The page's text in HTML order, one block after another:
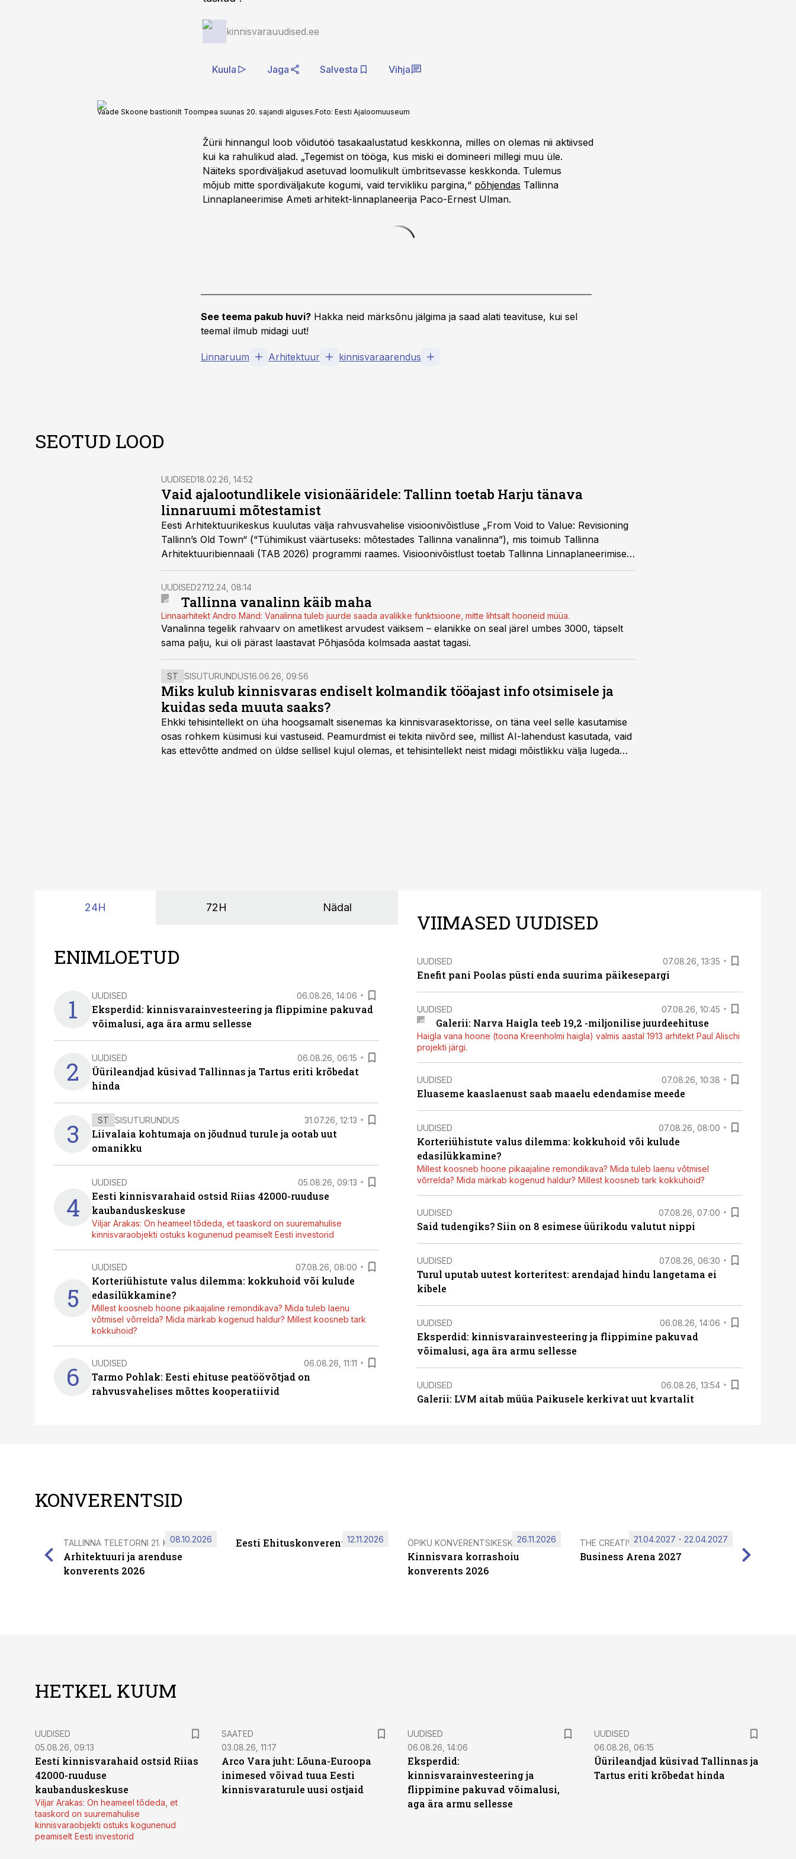
kinnisvarauudised.ee
Kuula Jaga Salvesta Vihja
Vaade Skoone bastionilt Toompea suunas 20. sajandi alguses.Foto: Eesti Ajaloomuuseum
Žürii hinnangul loob võidutöö tasakaalustatud keskkonna, milles on olemas nii aktiivsed
kui ka rahulikud alad. „Tegemist on tööga, kus miski ei domineeri millegi muu üle.
Näiteks spordiväljakud asetuvad loomulikult ümbritsevasse keskkonda. Tulemus
mõjub mitte spordiväljakute kogumi, vaid tervikliku pargina,“ põhjendas Tallinna
Linnaplaneerimise Ameti arhitekt-linnaplaneerija Paco-Ernest Ulman.
See teema pakub huvi? Hakka neid märksõnu jälgima ja saad alati teavituse, kui sel
teemal ilmub midagi uut!
Linnaruum Arhitektuur kinnisvaraarendus
SEOTUD LOOD
UUDISED18.02.26, 14:52
Vaid ajalootundlikele visionääridele: Tallinn toetab Harju tänava
linnaruumi mõtestamist
Eesti Arhitektuurikeskus kuulutas välja rahvusvahelise visioonivõistluse „From Void to Value: Revisioning
Tallinn’s Old Town“ (“Tühimikust väärtuseks: mõtestades Tallinna vanalinna”), mis toimub Tallinna
Arhitektuuribiennaali (TAB 2026) programmi raames. Visioonivõistlust toetab Tallinna Linnaplaneerimise
Amet.
UUDISED27.12.24, 08:14
Tallinna vanalinn käib maha
Linnaarhitekt Andro Mänd: Vanalinna tuleb juurde saada avalikke funktsioone, mitte lihtsalt hooneid müüa.
Vanalinna tegelik rahvaarv on ametlikest arvudest väiksem – elanikke on seal järel umbes 3000, täpselt
sama palju, kui oli pärast laastavat Põhjasõda kolmsada aastat tagasi.
ST SISUTURUNDUS16.06.26, 09:56
Miks kulub kinnisvaras endiselt kolmandik tööajast info otsimisele ja
kuidas seda muuta saaks?
Ehkki tehisintellekt on üha hoogsamalt sisenemas ka kinnisvarasektorisse, on täna veel selle kasutamise
osas rohkem küsimusi kui vastuseid. Peamurdmist ei tekita niivõrd see, millist AI-lahendust kasutada, vaid
kas ettevõtte andmed on üldse sellisel kujul olemas, et tehisintellekt neist midagi mõistlikku välja lugeda
24H 72H Nädal
ENIMLOETUD
1 UUDISED 06.08.26, 14:06
Eksperdid: kinnisvarainvesteering ja flippimine pakuvad
võimalusi, aga ära armu sellesse
2 UUDISED 06.08.26, 06:15
Üürileandjad küsivad Tallinnas ja Tartus eriti krõbedat
hinda
3 ST SISUTURUNDUS 31.07.26, 12:13
Liivalaia kohtumaja on jõudnud turule ja ootab uut
omanikku
4
UUDISED 05.08.26, 09:13
Eesti kinnisvarahaid ostsid Riias 42000-ruuduse
kaubanduskeskuse
Viljar Arakas: On heameel tõdeda, et taaskord on suuremahulise
kinnisvaraobjekti ostuks kogunenud peamiselt Eesti investorid
5
UUDISED 07.08.26, 08:00
Korteriühistute valus dilemma: kokkuhoid või kulude
edasilükkamine?
Millest koosneb hoone pikaajaline remondikava? Mida tuleb laenu
võtmisel võrrelda? Mida märkab kogenud haldur? Millest koosneb tark
kokkuhoid?
6 UUDISED 06.08.26, 11:11
Tarmo Pohlak: Eesti ehituse peatöövõtjad on
rahvusvahelises mõttes kooperatiivid
VIIMASED UUDISED
UUDISED 07.08.26, 13:35
Enefit pani Poolas püsti enda suurima päikesepargi
UUDISED 07.08.26, 10:45
Galerii: Narva Haigla teeb 19,2 -miljonilise juurdeehituse
Haigla vana hoone (toona Kreenholmi haigla) valmis aastal 1913 arhitekt Paul Alischi
projekti järgi.
UUDISED 07.08.26, 10:38
Eluaseme kaaslaenust saab maaelu edendamise meede
UUDISED 07.08.26, 08:00
Korteriühistute valus dilemma: kokkuhoid või kulude
edasilükkamine?
Millest koosneb hoone pikaajaline remondikava? Mida tuleb laenu võtmisel
võrrelda? Mida märkab kogenud haldur? Millest koosneb tark kokkuhoid?
UUDISED 07.08.26, 07:00
Said tudengiks? Siin on 8 esimese üürikodu valutut nippi
UUDISED 07.08.26, 06:30
Turul uputab uutest korteritest: arendajad hindu langetama ei
kibele
UUDISED 06.08.26, 14:06
Eksperdid: kinnisvarainvesteering ja flippimine pakuvad
võimalusi, aga ära armu sellesse
UUDISED 06.08.26, 13:54
Galerii: LVM aitab müüa Paikusele kerkivat uut kvartalit
KONVERENTSID
TALLINNA TELETORNI 21. KORRUSEL
Arhitektuuri ja arenduse
konverents 2026
08.10.2026 Eesti Ehituskonverents 2026
12.11.2026 ÖPIKU KONVERENTSIKESKUS
Kinnisvara korrashoiu
konverents 2026
26.11.2026 THE CREATIVE HUB
Business Arena 2027
21.04.2027 - 22.04.2027
HETKEL KUUM
UUDISED
05.08.26, 09:13
Eesti kinnisvarahaid ostsid Riias
42000-ruuduse
kaubanduskeskuse
Viljar Arakas: On heameel tõdeda, et
taaskord on suuremahulise
kinnisvaraobjekti ostuks kogunenud
peamiselt Eesti investorid
SAATED
03.08.26, 11:17
Arco Vara juht: Lõuna-Euroopa
inimesed võivad tuua Eesti
kinnisvaraturule uusi ostjaid
UUDISED
06.08.26, 14:06
Eksperdid:
kinnisvarainvesteering ja
flippimine pakuvad võimalusi,
aga ära armu sellesse
UUDISED
06.08.26, 06:15
Üürileandjad küsivad Tallinnas ja
Tartus eriti krõbedat hinda